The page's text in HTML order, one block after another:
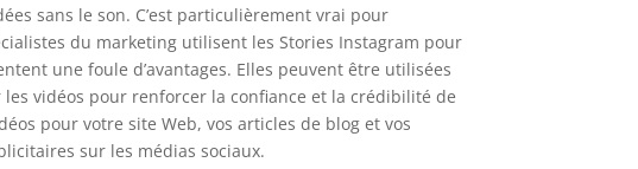
sans le son. C’est particulièrement vrai pour
du marketing utilisent les Stories Instagram pour
une foule d’avantages. Elles peuvent être utilisées
vidéos pour renforcer la confiance et la crédibilité de
pour votre site Web, vos articles de blog et vos
sur les médias sociaux.